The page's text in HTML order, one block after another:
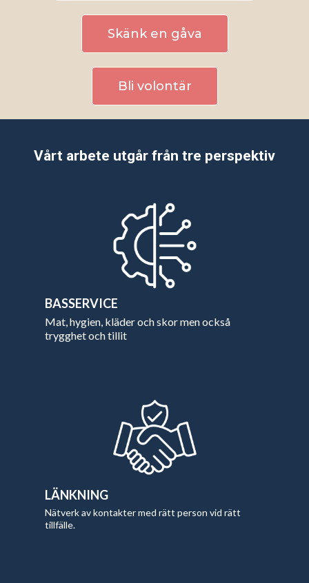
Skänk en gåva
Bli volontär
Vårt arbete utgår från tre perspektiv
BASSERVICE
Mat, hygien, kläder och skor men också
trygghet och tillit
LÄNKNING
Nätverk av kontakter med rätt person vid rätt
tillfälle.